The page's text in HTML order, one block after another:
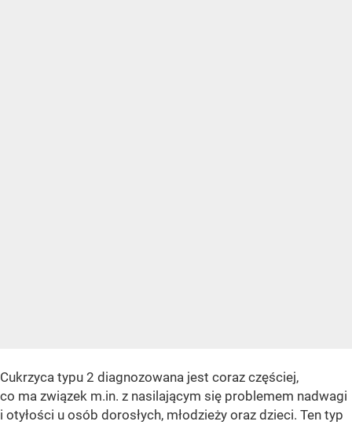
Cukrzyca typu 2 diagnozowana jest coraz częściej,
co ma związek m.in. z nasilającym się problemem nadwagi
i otyłości u osób dorosłych, młodzieży oraz dzieci. Ten typ